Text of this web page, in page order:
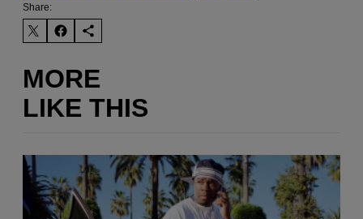
Share:
MORE
LIKE THIS